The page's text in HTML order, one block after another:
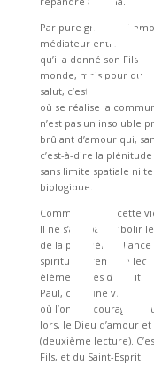
Par pure grâce, cet
médiateur entre elle
qu’il a donné son Fils
monde, mais pour que,
salut, c’est l’amour
où se réalise la
n’est pas un insoluble
brûlant d’amour qui,
c’est-à-dire la
sans limite spatiale ni
biologique.
Comment vivre cette
Il ne s’agit pas d’abolir
de la première
spirituel (première
élémentaires de toute
Paul, c’est une vie
où l’on s’encourage
lors, le Dieu d’amour
(deuxième lecture).
Fils, et du Saint-Esprit.